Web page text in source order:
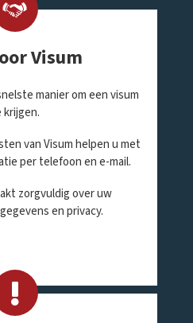
Visum
manier om een visum
krijgen.
van Visum helpen u met
per telefoon en e-mail.
zorgvuldig over uw
en privacy.